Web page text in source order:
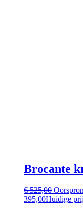
Brocante
€525,00
395,00Huidige